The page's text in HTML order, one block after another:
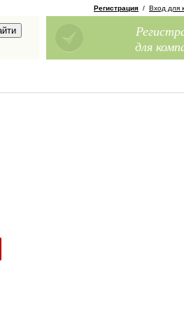
Регистрация / Вход для
для